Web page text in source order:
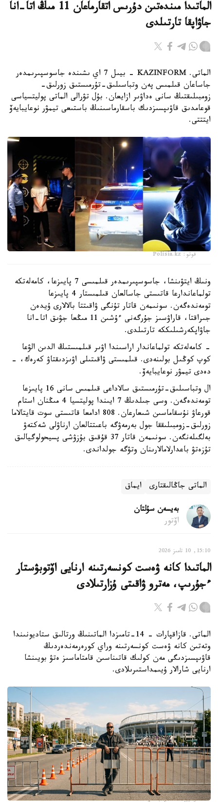
الماتىدا مىندەتىن دۇرىس اتقارماعان 11 مىڭ اتا-انا
جاۋاپقا تارتىلدى
الماتى. KAZINFORM - بيىل 7 اي ىشىندە جاسوسپىرىمدەر
جاساعان قىلمىس پەن وتباسىلىق-تۇرمىستىق زورلىق-
زومبىلىقتىڭ سانى ەداۋىر ازايعان. بۇل تۋرالى الماتى پوليتسياسى
قوعامدىق قاۋىپسىزدىك باسقارماسىنىڭ باستىعى تيمۋر نوعايبايەۆ
ايتتتى.
فوتو: Polisia.kz
ونىڭ ايتۋىنشا، جاسوسپىرىمدەر قىلمىسى 7 پايىزعا، كامەلەتكە
تولماعاندارعا قاتىستى جاسالعان قىلمىستار 4 پايىزعا
تومەندەگەن. سونىمەن قاتار تۇنگى ۋاقىتتا بالالارى ۇيدەن
جىراقتا، قاراۋسىز جۇرگەنى ءۇشىن 11 مىڭعا جۋىق اتا-انا
جاۋاپكەرشىلىككە تارتىلدى.
- كامەلەتكە تولماعاندار اراسىندا اۋىر قىلمىستىڭ الدىن الۋعا
كوپ كوڭىل بولىنەدى. قىلمىستى ۋاقىتىلى اۋىزدىقتاۋ كەرەك، -
دەدى تيمۋر نوعايبايەۆ.
ال وتباسىلىق-تۇرمىستىق سالاداعى قىلمىس سانى 16 پايىزعا
تومەندەگەن. وسى جىلدىڭ 7 ايىندا پوليتسيا 4 مىڭنان استام
قورعاۋ نۇسقاماسىن شىعارعان. 808 ادامعا قاتىستى سوت قايتالاما
زورلىق-زومبىلىققا جول بەرمەۋگە باعىتتالعان ارناۋلى شەكتەۋ
بەلگىلەنگەن. سونىمەن قاتار 37 قۇقىق بۇزۋشى پسيحولوگيالىق
تۇزەتۋ باعدارلامالارىنان وتۋگە جولداندى.
الماتى جاڭالىقتارى ايماق
بەيسەن سۇلتان
اۆتور
15:10, 10 تامىز 2026
الماتىدا كانە ۋەست كونسەرتىنە ارنايى اۆتوبۋستار
ءجۇرىپ، مەترو ۋاقىتى ۇزارتىلادى
الماتى. قازاقپارات – 14-تامىزدا الماتىنىڭ ورتالىق ستاديونىندا
وتەتىن كانە ۋەست كونسەرتىنە وراي كورەرمەندەردىڭ
قاۋىپسىزدىگى مەن كولىك قاتىناسىن قامتاماسىز ەتۋ بويىنشا
ارنايى شارالار ۇيىمداستىرىلادى.